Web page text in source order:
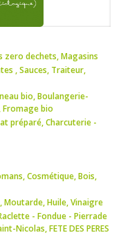
zero dechets,Magasins
,Sauces, Traiteur,
bio,Boulangerie-
,Fromage bio
préparé,Charcuterie -
,Cosmétique,Bois,
,Moutarde,Huile,Vinaigre
- Fondue - Pierrade
Nicolas,FETE DES PERES